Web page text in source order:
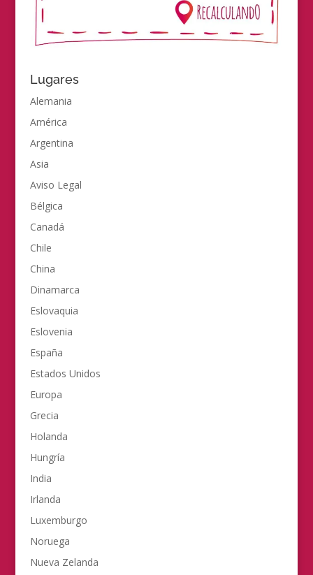
Lugares
Alemania
América
Argentina
Asia
Aviso Legal
Bélgica
Canadá
Chile
China
Dinamarca
Eslovaquia
Eslovenia
España
Estados Unidos
Europa
Grecia
Holanda
Hungría
India
Irlanda
Luxemburgo
Noruega
Nueva Zelanda